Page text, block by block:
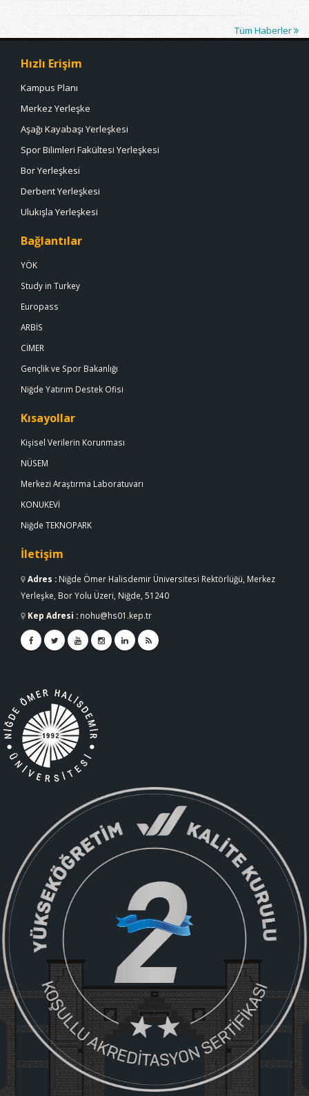
Tüm Haberler
Hızlı Erişim
Kampus Planı
Merkez Yerleşke
Aşağı Kayabaşı Yerleşkesi
Spor Bilimleri Fakültesi Yerleşkesi
Bor Yerleşkesi
Derbent Yerleşkesi
Ulukışla Yerleşkesi
Bağlantılar
YÖK
Study in Turkey
Europass
ARBİS
CİMER
Gençlik ve Spor Bakanlığı
Niğde Yatırım Destek Ofisi
Kısayollar
Kişisel Verilerin Korunması
NÜSEM
Merkezi Araştırma Laboratuvarı
KONUKEVİ
Niğde TEKNOPARK
İletişim
Adres : Niğde Ömer Halisdemir Üniversitesi Rektörlüğü, Merkez
Yerleşke, Bor Yolu Üzeri, Niğde, 51240
Kep Adresi : nohu@hs01.kep.tr